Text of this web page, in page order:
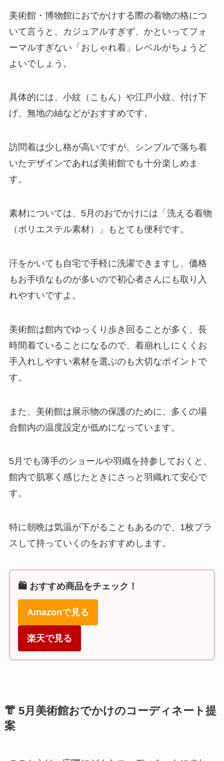
美術館・博物館におでかけする際の着物の格につ
いて言うと、カジュアルすぎず、かといってフォ
ーマルすぎない「おしゃれ着」レベルがちょうど
よいでしょう。
具体的には、小紋（こもん）や江戸小紋、付け下
げ、無地の紬などがおすすめです。
訪問着は少し格が高いですが、シンプルで落ち着
いたデザインであれば美術館でも十分楽しめま
す。
素材については、5月のおでかけには「洗える着物
（ポリエステル素材）」もとても便利です。
汗をかいても自宅で手軽に洗濯できますし、価格
もお手頃なものが多いので初心者さんにも取り入
れやすいですよ。
美術館は館内でゆっくり歩き回ることが多く、長
時間着ていることになるので、着崩れしにくくお
手入れしやすい素材を選ぶのも大切なポイントで
す。
また、美術館は展示物の保護のために、多くの場
合館内の温度設定が低めになっています。
5月でも薄手のショールや羽織を持参しておくと、
館内で肌寒く感じたときにさっと羽織れて安心で
す。
特に朝晩は気温が下がることもあるので、1枚プラ
スして持っていくのをおすすめします。
🛍️ おすすめ商品をチェック！
Amazonで見る
楽天で見る
👘 5月美術館おでかけのコーディネート提
案